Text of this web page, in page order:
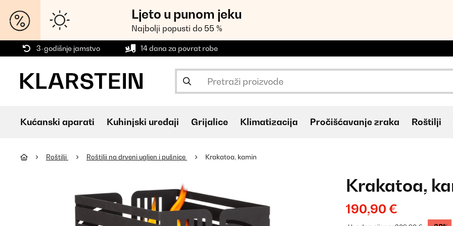
Ljeto u punom jeku
Najbolji popusti do 55 %
3-godišnje jamstvo 14 dana za povrat robe
Kućanski aparati Kuhinjski uređaji Grijalice Klimatizacija Pročišćavanje zraka Roštilji
Roštilji Roštilji na drveni ugljen i pušnice Krakatoa, kamin
Krakatoa,
190,90 €